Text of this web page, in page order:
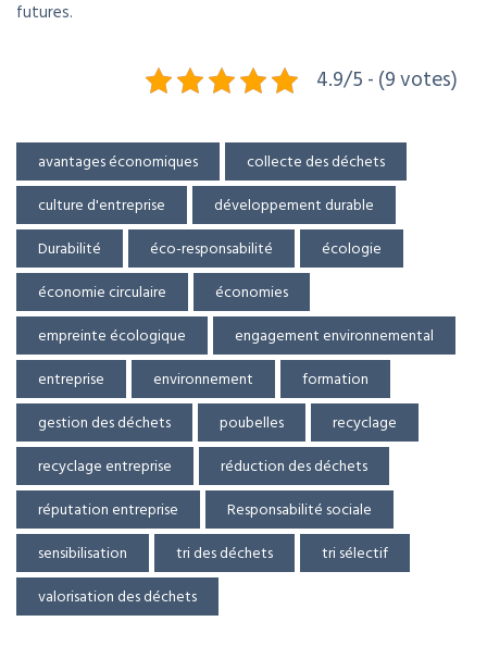
futures.
4.9/5 - (9 votes)
avantages économiques
collecte des déchets
culture d'entreprise
développement durable
Durabilité
éco-responsabilité
écologie
économie circulaire
économies
empreinte écologique
engagement environnemental
entreprise
environnement
formation
gestion des déchets
poubelles
recyclage
recyclage entreprise
réduction des déchets
réputation entreprise
Responsabilité sociale
sensibilisation
tri des déchets
tri sélectif
valorisation des déchets